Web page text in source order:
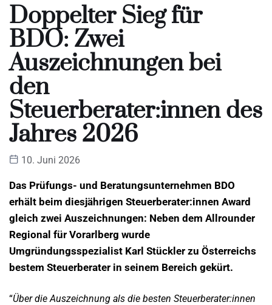
Doppelter Sieg für
BDO: Zwei
Auszeichnungen bei
den
Steuerberater:innen des
Jahres 2026
10. Juni 2026
Das Prüfungs- und Beratungsunternehmen BDO
erhält beim diesjährigen Steuerberater:innen Award
gleich zwei Auszeichnungen: Neben dem Allrounder
Regional für Vorarlberg wurde
Umgründungsspezialist Karl Stückler zu Österreichs
bestem Steuerberater in seinem Bereich gekürt.
“Über die Auszeichnung als die besten Steuerberater:innen